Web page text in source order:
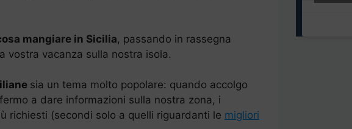
mangiare in Sicilia, passando in rassegna
vostra vacanza sulla nostra isola.
sia un tema molto popolare: quando accolgo
a dare informazioni sulla nostra zona, i
richiesti (secondi solo a quelli riguardanti le migliori